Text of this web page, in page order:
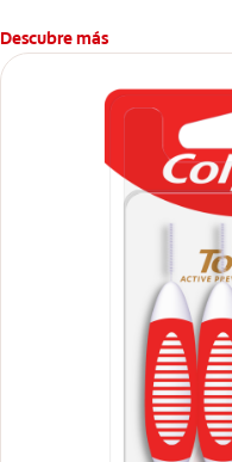
Descubre más